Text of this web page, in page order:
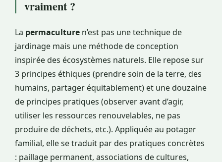
vraiment ?
La permaculture n’est pas une technique de
jardinage mais une méthode de conception
inspirée des écosystèmes naturels. Elle repose sur
3 principes éthiques (prendre soin de la terre, des
humains, partager équitablement) et une douzaine
de principes pratiques (observer avant d’agir,
utiliser les ressources renouvelables, ne pas
produire de déchets, etc.). Appliquée au potager
familial, elle se traduit par des pratiques concrètes
: paillage permanent, associations de cultures,